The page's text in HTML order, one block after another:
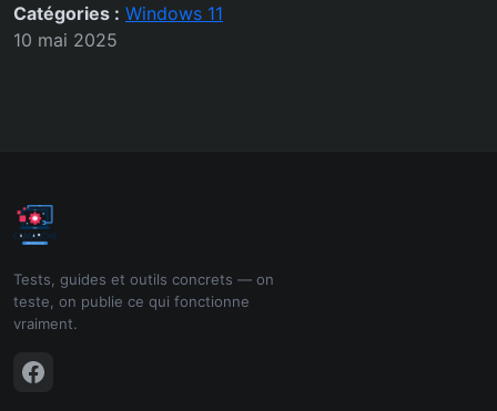
Catégories : Windows 11
10 mai 2025
Tests, guides et outils concrets — on
teste, on publie ce qui fonctionne
vraiment.